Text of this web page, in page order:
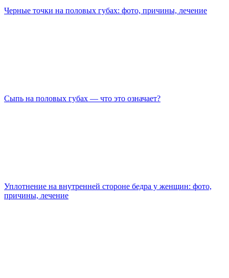
Черные точки на половых губах: фото, причины, лечение
Сыпь на половых губах — что это означает?
Уплотнение на внутренней стороне бедра у женщин: фото,
причины, лечение